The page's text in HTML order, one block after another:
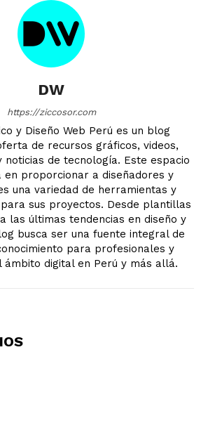
DW
https://ziccosor.com
y Diseño Web Perú es un blog
de recursos gráficos, videos,
de tecnología. Este espacio
en proporcionar a diseñadores y
una variedad de herramientas y
sus proyectos. Desde plantillas
las últimas tendencias en diseño y
busca ser una fuente integral de
para profesionales y
ámbito digital en Perú y más allá.